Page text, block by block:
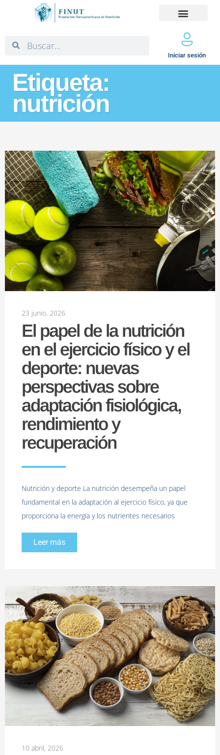
Iniciar sesión
Etiqueta:
nutrición
23 junio, 2026
El papel de la nutrición
en el ejercicio físico y el
deporte: nuevas
perspectivas sobre
adaptación fisiológica,
rendimiento y
recuperación
Nutrición y deporte La nutrición desempeña un papel
fundamental en la adaptación al ejercicio físico, ya que
proporciona la energía y los nutrientes necesarios
Leer más
10 abril, 2026